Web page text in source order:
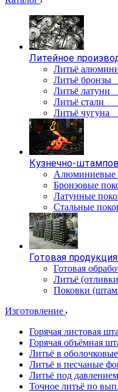
Литейное
Литьё
Литьё бронзы
Литьё латуни
Литьё стали
Литьё чугуна
Кузнечно-
Алюминиевые
Бронзовые
Латунные
Стальные
Готовая продукция
Готовая
Литьё
Поковки
Изготовление
Горячая листовая
Горячая объёмная
Литьё в
Литьё в песчаные
Литьё под давлением
Точное литьё по